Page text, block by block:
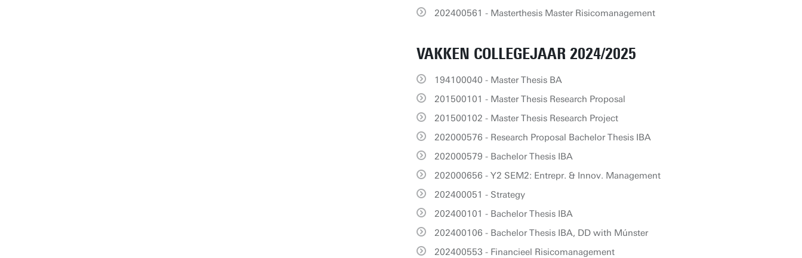
202400561 - Masterthesis Master Risicomanagement
VAKKEN COLLEGEJAAR 2024/2025
194100040 - Master Thesis BA
201500101 - Master Thesis Research Proposal
201500102 - Master Thesis Research Project
202000576 - Research Proposal Bachelor Thesis IBA
202000579 - Bachelor Thesis IBA
202000656 - Y2 SEM2: Entrepr. & Innov. Management
202400051 - Strategy
202400101 - Bachelor Thesis IBA
202400106 - Bachelor Thesis IBA, DD with Múnster
202400553 - Financieel Risicomanagement